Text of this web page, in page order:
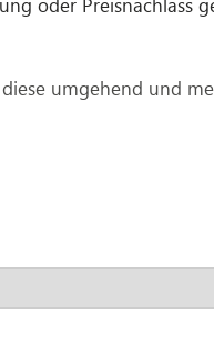
umgehend und